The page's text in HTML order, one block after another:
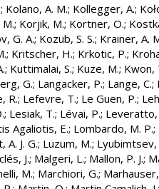
; Kolano, A. M.; Kollegger, A.;
; Korjik, M.; Kortner, O.;
G. A.; Kozub, S. S.; Krainer, A.
; Kritscher, H.; Krkotic, P.;
; Kuttimalai, S.; Kuze, M.; Kwon,
G.; Langacker, P.; Lange, C.;
R.; Lefevre, T.; Le Guen, P.;
; Lesiak, T.; Lévai, P.; Leveratto,
Agaliotis, E.; Lombardo, M. P.;
A. J. G.; Luzum, M.; Lyubimtsev,
J.; Malgeri, L.; Mallon, P. J.;
M.; Marchiori, G.;